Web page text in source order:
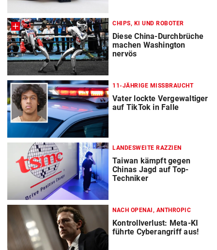
CHIPS, KI UND ROBOTER
Diese China-Durchbrüche
machen Washington
nervös
11-JÄHRIGE MISSBRAUCHT
Vater lockte Vergewaltiger
auf TikTok in Falle
LANDESWEITE RAZZIEN
Taiwan kämpft gegen
Chinas Jagd auf Top-
Techniker
NACH OPENAI, ANTHROPIC
Kontrollverlust: Meta-KI
führte Cyberangriff aus!